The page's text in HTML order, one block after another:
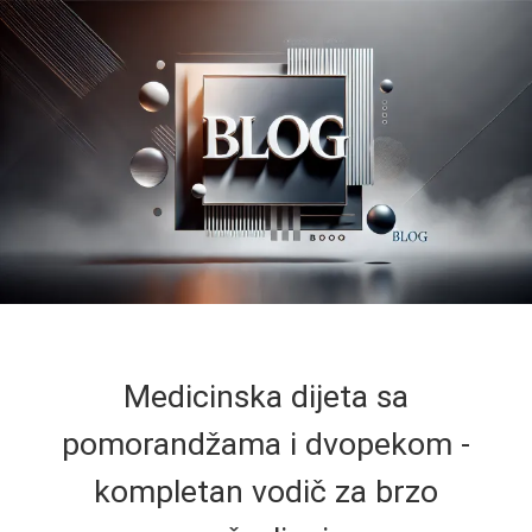
Medicinska dijeta sa
pomorandžama i dvopekom -
kompletan vodič za brzo